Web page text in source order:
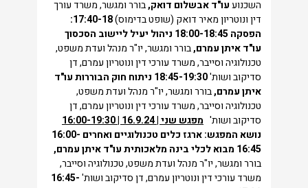
השכנועעו"ד אבשלום דואק,בורר ומגשר, משרד עורך
דין ונוטריון מאיר דואק (שופט בדימוס)17:40-18:
הפסקה18:00-18:45 ניהול יעיל ליישוב הסכסוך
עו"ד איתן עמרם,בורר ומגשר, יו"ר מנהל ועדת משפט,
טכנולוגיה וסייבר, משרד עורכי דין ונוטריון עמרם, דן
סדיקוב ושות'18:45-19:30 ניתוח חוק הבוררותעו"ד
איתן עמרם,בורר ומגשר, יו"ר מנהל ועדת משפט,
טכנולוגיה וסייבר, משרד עורכי דין ונוטריון עמרם, דן
סדיקוב ושות' מפגש שני | 16.9.24 | 16:00-19:30
נושא המפגש: ארגז כלים טכנולוגיים ואחרים 16:00-
16:45 מבוא לכלי בינה מלאכותיתעו"ד איתן עמרם,
בורר ומגשר, יו"ר מנהל ועדת משפט, טכנולוגיה וסייבר,
משרד עורכי דין ונוטריון עמרם, דן סדיקוב ושות'16:45-